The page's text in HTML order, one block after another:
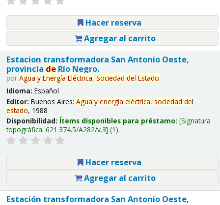
Hacer reserva
Agregar al carrito
Estacion transformadora San Antonio Oeste,
provincia deRío Negro.
por Agua y Energía Eléctrica, Sociedad del Estado.
Idioma: Español
Editor: Buenos Aires: Agua y energía eléctrica, sociedad del
estado, 1988
Disponibilidad: Ítems disponibles para préstamo: Signatura
topográfica: 621.374.5/A282/v.3 (1).
Hacer reserva
Agregar al carrito
Estación transformadora San Antonio Oeste,